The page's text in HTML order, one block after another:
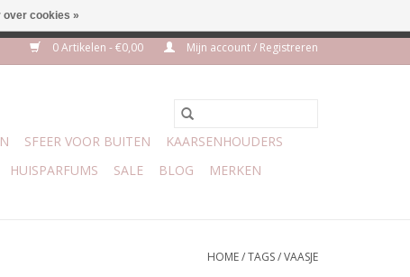
0 Artikelen - €0,00 Mijn account / Registreren
SFEER VOOR BUITEN
KAARSENHOUDERS
HUISPARFUMS SALE BLOG MERKEN
HOME/TAGS/VAASJE
over cookies »
geen verzendkosten